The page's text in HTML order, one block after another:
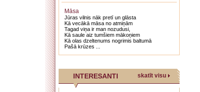
Māsa
Jūras vilnis nāk pretī un glāsta
Kā vecākā māsa no atmiņām
Tagad viņa ir man nozudusi,
Kā saule aiz tumšiem mākoņiem
Kā olas dzeltenums nogrimis baltumā
Pašā krūzes ...
INTERESANTI skatīt visu